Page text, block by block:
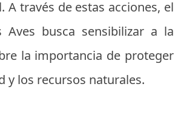
A través de estas acciones, el
Aves busca sensibilizar a la
la importancia de proteger
y los recursos naturales.